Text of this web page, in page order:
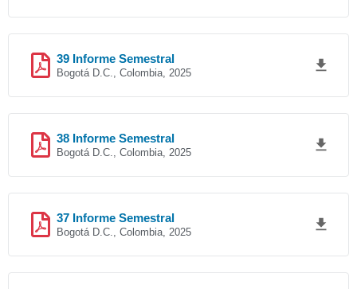
39 Informe Semestral
Bogotá D.C., Colombia, 2025
38 Informe Semestral
Bogotá D.C., Colombia, 2025
37 Informe Semestral
Bogotá D.C., Colombia, 2025